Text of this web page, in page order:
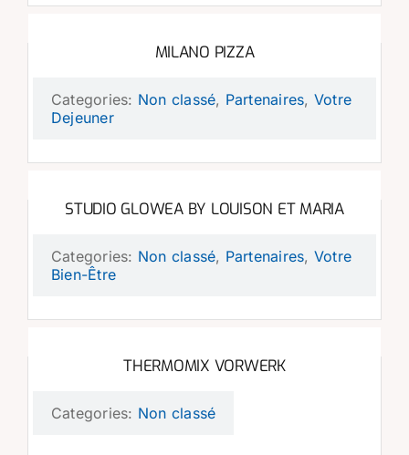
MILANO PIZZA
Categories: Non classé, Partenaires, Votre
Dejeuner
STUDIO GLOWEA BY LOUISON ET MARIA
Categories: Non classé, Partenaires, Votre
Bien-Être
THERMOMIX VORWERK
Categories: Non classé